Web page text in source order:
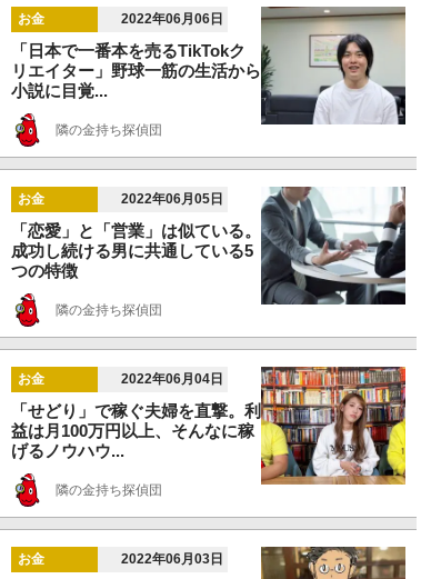
お金 2022年06月06日
「日本で一番本を売るTikTokク
リエイター」野球一筋の生活から
小説に目覚...
隣の金持ち探偵団
お金 2022年06月05日
「恋愛」と「営業」は似ている。
成功し続ける男に共通している5
つの特徴
隣の金持ち探偵団
お金 2022年06月04日
「せどり」で稼ぐ夫婦を直撃。利
益は月100万円以上、そんなに稼
げるノウハウ...
隣の金持ち探偵団
お金 2022年06月03日